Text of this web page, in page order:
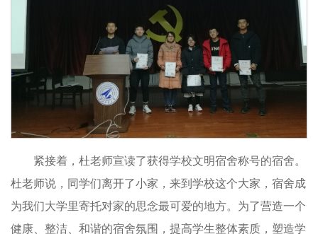
紧接着，杜老师宣读了获得学校文明宿舍称号的宿舍。
杜老师说，同学们离开了小家，来到学校这个大家，宿舍成
为我们大学里寄托对家的思念最可爱的地方。为了营造一个
健康、整洁、和谐的宿舍氛围，提高学生整体素质，塑造学